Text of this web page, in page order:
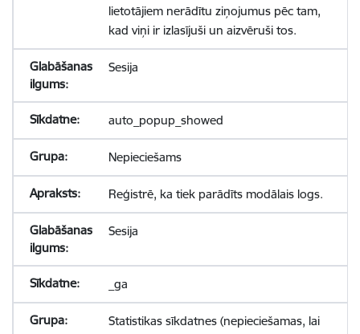
lietotājiem nerādītu ziņojumus pēc tam,
kad viņi ir izlasījuši un aizvēruši tos.
Sesija
auto_popup_showed
Nepieciešams
Reģistrē, ka tiek parādīts modālais logs.
Sesija
_ga
Statistikas sīkdatnes (nepieciešamas, lai